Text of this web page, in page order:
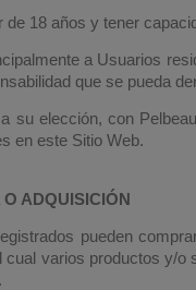
18 años y tener
a Usuarios
que se pueda
su elección, con
en este Sitio Web.
ADQUISICIÓN
pueden
cual varios productos y/